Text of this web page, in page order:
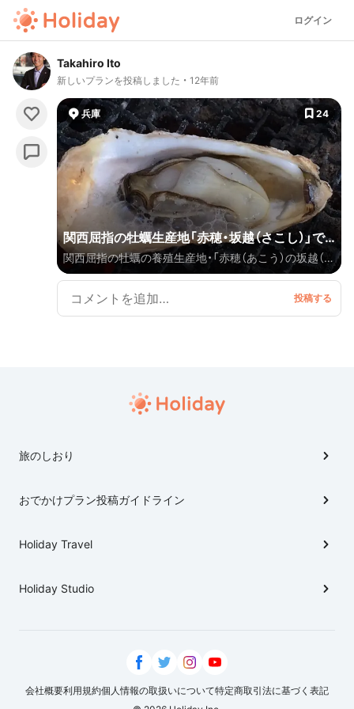
ログイン
Takahiro Ito
新しいプランを投稿しました 12年前
兵庫 24
関西屈指の牡蠣生産地「赤穂・坂越（さこし）」で
牡蠣と温泉を楽しもう！
関西屈指の牡蠣の養殖生産地・「赤穂（あこう）の坂越（さ
こし）」 赤穂市最大のイベントとして、毎年12月14日に
開催される「赤穂義士祭」に合わせて行くのもお勧めで
あるが、牡蠣のシーズンは11月から3月ごろまで。 海の
す。 赤穂には、海を眺められる素敵な温泉もあるので、
牡蠣を楽しんだ後に、ぜひ温泉や市街地散策をお勧めし
旅のしおり
おでかけプラン投稿ガイドライン
Holiday Travel
Holiday Studio
会社概要利用規約個人情報の取扱いについて特定商取引法に基づく表記